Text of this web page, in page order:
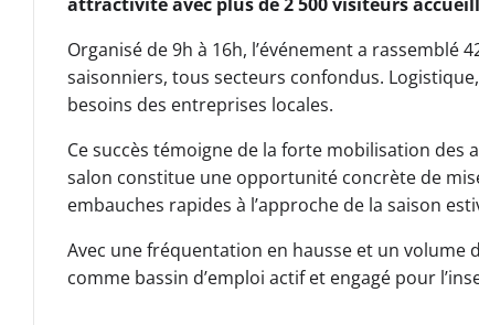
Organisé de 9h à 16h, l’événement a
saisonniers, tous secteurs confondus.
besoins des entreprises locales.
Ce succès témoigne de la forte mobilisation des
salon constitue une opportunité concrète de
embauches rapides à l’approche de la saison
Avec une fréquentation en hausse et un volume
comme bassin d’emploi actif et engagé pour